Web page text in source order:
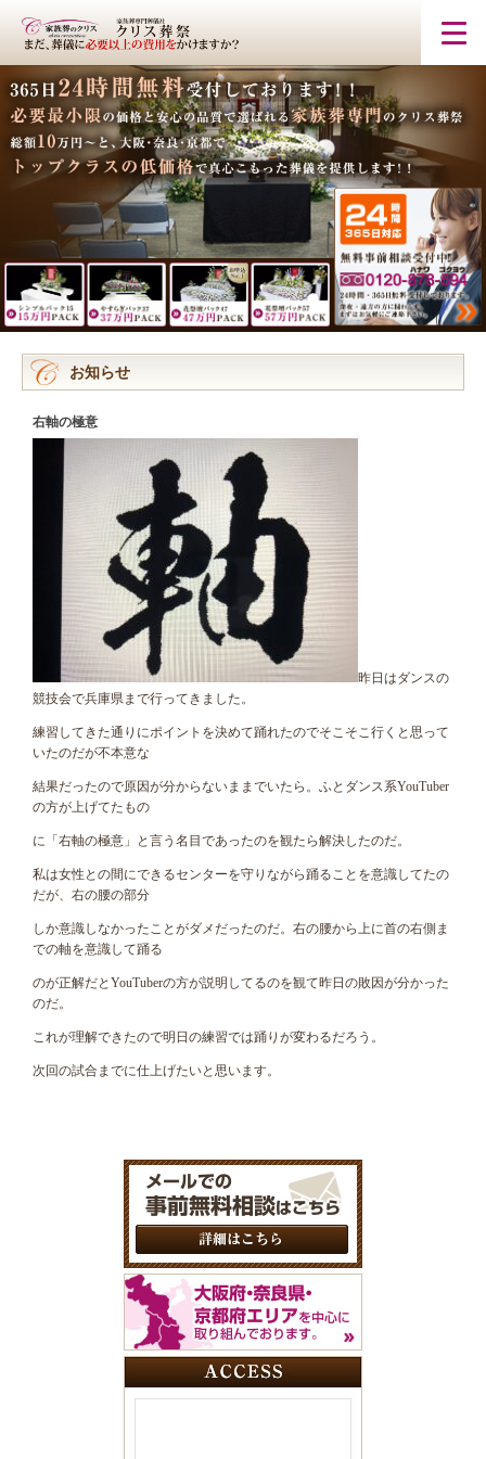
お知らせ
右軸の極意
昨日はダンスの
競技会で兵庫県まで行ってきました。
練習してきた通りにポイントを決めて踊れたのでそこそこ行くと思って
いたのだが不本意な
結果だったので原因が分からないままでいたら。ふとダンス系YouTuber
の方が上げてたもの
に「右軸の極意」と言う名目であったのを観たら解決したのだ。
私は女性との間にできるセンターを守りながら踊ることを意識してたの
だが、右の腰の部分
しか意識しなかったことがダメだったのだ。右の腰から上に首の右側ま
での軸を意識して踊る
のが正解だとYouTuberの方が説明してるのを観て昨日の敗因が分かった
のだ。
これが理解できたので明日の練習では踊りが変わるだろう。
次回の試合までに仕上げたいと思います。